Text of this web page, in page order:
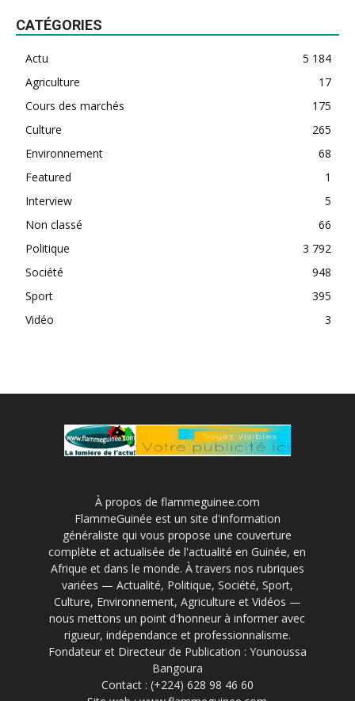
CATÉGORIES
Actu
5 184
Agriculture
17
Cours des marchés
175
Culture
265
Environnement
68
Featured
1
Interview
5
Non classé
66
Politique
3 792
Société
948
Sport
395
Vidéo
3
À propos de flammeguinee.com
FlammeGuinée est un site d'information
généraliste qui vous propose une couverture
complète et actualisée de l'actualité en Guinée, en
Afrique et dans le monde. À travers nos rubriques
variées — Actualité, Politique, Société, Sport,
Culture, Environnement, Agriculture et Vidéos —
nous mettons un point d'honneur à informer avec
rigueur, indépendance et professionnalisme.
Fondateur et Directeur de Publication : Younoussa
Bangoura
Contact : (+224) 628 98 46 60